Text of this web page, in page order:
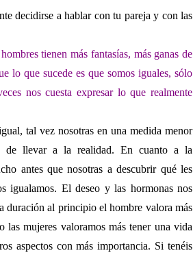
decidirse a hablar con tu pareja y con las
tienen más fantasías, más ganas de
lo que sucede es que somos iguales, sólo
nos cuesta expresar lo que realmente
tal vez nosotras en una medida menor
de llevar a la realidad. En cuanto a la
antes que nosotras a descubrir qué les
igualamos. El deseo y las hormonas nos
duración al principio el hombre valora más
mujeres valoramos más tener una vida
aspectos con más importancia. Si tenéis